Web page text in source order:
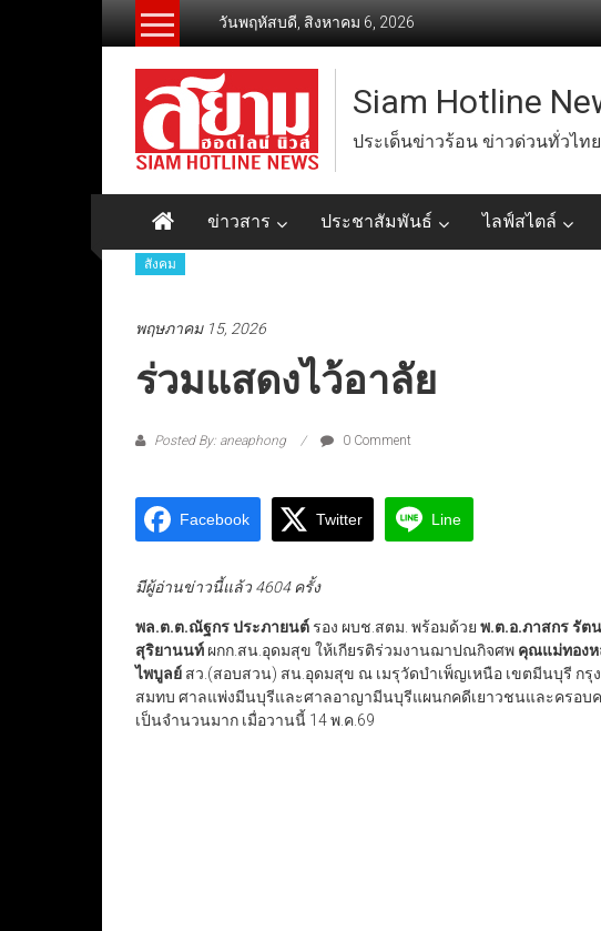
วันพฤหัสบดี, สิงหาคม 6, 2026
Siam Hotline
ประเด็นข่าวร้อน ข่าวด่วนทั่วไทย
ข่าวสาร ประชาสัมพันธ์ ไลฟ์สไตล์
สังคม
พฤษภาคม 15, 2026
ร่วมแสดงไว้อาลัย
Posted By: aneaphong 0 Comment
Facebook Twitter Line
มีผู้อ่านข่าวนี้แล้ว 4604 ครั้ง
พล.ต.ต.ณัฐกร ประภายนต์ รอง ผบช.สตม. พร้อมด้วย พ.ต.อ.ภาสกร รัต
สุริยานนท์ ผกก.สน.อุดมสุข ให้เกียรติร่วมงานฌาปณกิจศพ คุณแม่ทองห
ไพบูลย์ สว.(สอบสวน) สน.อุดมสุข ณ เมรุวัดบำเพ็ญเหนือ เขตมีนบุรี กรุ
สมทบ ศาลแพ่งมีนบุรีและศาลอาญามีนบุรีแผนกคดีเยาวชนและครอบ
เป็นจำนวนมาก เมื่อวานนี้ 14 พ.ค.69